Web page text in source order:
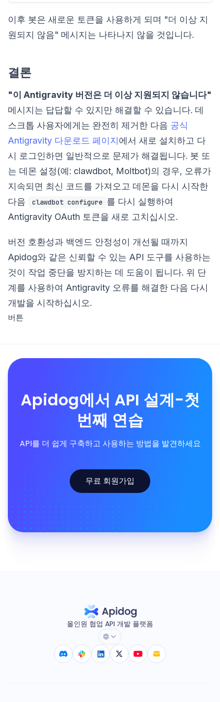
이후 봇은 새로운 토큰을 사용하게 되며 "더 이상 지
원되지 않음" 메시지는 나타나지 않을 것입니다.
결론
"이 Antigravity 버전은 더 이상 지원되지 않습니다"
메시지는 답답할 수 있지만 해결할 수 있습니다. 데
스크톱 사용자에게는 완전히 제거한 다음 공식
Antigravity 다운로드 페이지에서 새로 설치하고 다
시 로그인하면 일반적으로 문제가 해결됩니다. 봇 또
는 데몬 설정(예: clawdbot, Moltbot)의 경우, 오류가
지속되면 최신 코드를 가져오고 데몬을 다시 시작한
다음
clawdbot configure 를 다시 실행하여
Antigravity OAuth 토큰을 새로 고치십시오.
버전 호환성과 백엔드 안정성이 개선될 때까지
Apidog와 같은 신뢰할 수 있는 API 도구를 사용하는
것이 작업 중단을 방지하는 데 도움이 됩니다. 위 단
계를 사용하여 Antigravity 오류를 해결한 다음 다시
개발을 시작하십시오.
버튼
Apidog에서 API 설계-첫
번째 연습
API를 더 쉽게 구축하고 사용하는 방법을 발견하세요
무료 회원가입
올인원 협업 API 개발 플랫폼